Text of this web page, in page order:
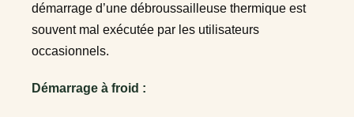
démarrage d’une débroussailleuse thermique est
souvent mal exécutée par les utilisateurs
occasionnels.
Démarrage à froid :